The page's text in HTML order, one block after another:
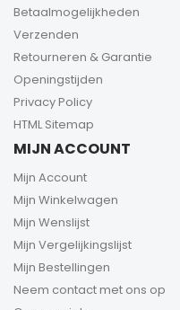
Betaalmogelijkheden
Verzenden
Retourneren & Garantie
Openingstijden
Privacy Policy
HTML Sitemap
MIJN ACCOUNT
Mijn Account
Mijn Winkelwagen
Mijn Wenslijst
Mijn Vergelijkingslijst
Mijn Bestellingen
Neem contact met ons op